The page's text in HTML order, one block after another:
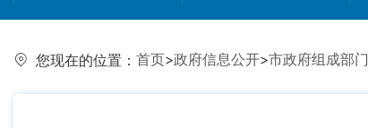
您现在的位置： 首页>政府信息公开>市政府组成部门